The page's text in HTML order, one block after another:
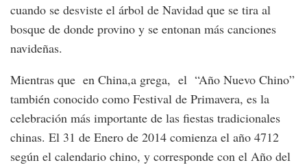
cuando se desviste el árbol de Navidad que se tira al
bosque de donde provino y se entonan más canciones
navideñas.
Mientras que en China,a grega, el “Año Nuevo Chino”
también conocido como Festival de Primavera, es la
celebración más importante de las fiestas tradicionales
chinas. El 31 de Enero de 2014 comienza el año 4712
según el calendario chino, y corresponde con el Año del